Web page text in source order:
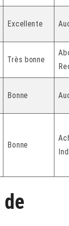
Excellente
Très bonne
Bonne
Bonne